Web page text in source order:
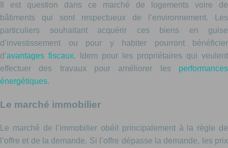
Il est question dans ce marché de logements voire de
bâtiments qui sont respectueux de l’environnement. Les
particuliers souhaitant acquérir ces biens en guise
d’investissement ou pour y habiter pourront bénéficier
d’avantages fiscaux. Idem pour les propriétaires qui veulent
effectuer des travaux pour améliorer les performances
énergétiques.
Le marché immobilier
Le marché de l’immobilier obéit principalement à la règle de
l’offre et de la demande. Si l’offre dépasse la demande, les prix